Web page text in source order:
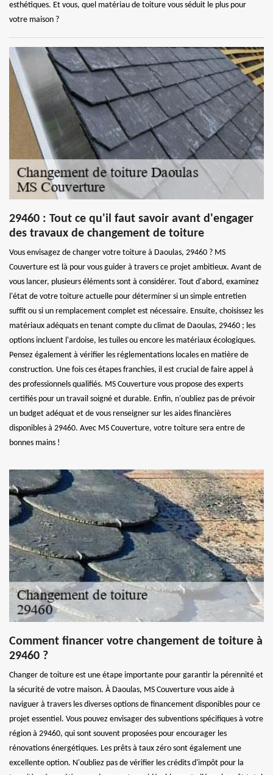
esthétiques. Et vous, quel matériau de toiture vous séduit le plus pour
votre maison ?
29460 : Tout ce qu'il faut savoir avant d'engager
des travaux de changement de toiture
Vous envisagez de changer votre toiture à Daoulas, 29460 ? MS
Couverture est là pour vous guider à travers ce projet ambitieux. Avant de
vous lancer, plusieurs éléments sont à considérer. Tout d'abord, examinez
l'état de votre toiture actuelle pour déterminer si un simple entretien
suffit ou si un remplacement complet est nécessaire. Ensuite, choisissez les
matériaux adéquats en tenant compte du climat de Daoulas, 29460 ; les
options incluent l'ardoise, les tuiles ou encore les matériaux écologiques.
Pensez également à vérifier les réglementations locales en matière de
construction. Une fois ces étapes franchies, il est crucial de faire appel à
des professionnels qualifiés. MS Couverture vous propose des experts
certifiés pour un travail soigné et durable. Enfin, n'oubliez pas de prévoir
un budget adéquat et de vous renseigner sur les aides financières
disponibles à 29460. Avec MS Couverture, votre toiture sera entre de
bonnes mains !
Comment financer votre changement de toiture à
29460 ?
Changer de toiture est une étape importante pour garantir la pérennité et
la sécurité de votre maison. À Daoulas, MS Couverture vous aide à
naviguer à travers les diverses options de financement disponibles pour ce
projet essentiel. Vous pouvez envisager des subventions spécifiques à votre
région à 29460, qui sont souvent proposées pour encourager les
rénovations énergétiques. Les prêts à taux zéro sont également une
excellente option. N'oubliez pas de vérifier les crédits d'impôt pour la